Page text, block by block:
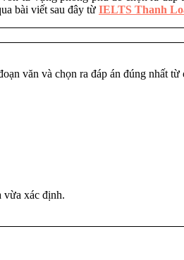
bài viết sau đây từ IELTS Thanh
văn và chọn ra đáp án đúng nhất từ
vừa xác định.